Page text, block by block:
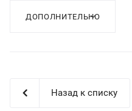
ДОПОЛНИТЕЛЬНО
Назад к списку